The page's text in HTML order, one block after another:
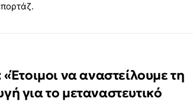
«Έτοιμοι να αναστείλουμε τη
για το μεταναστευτικό